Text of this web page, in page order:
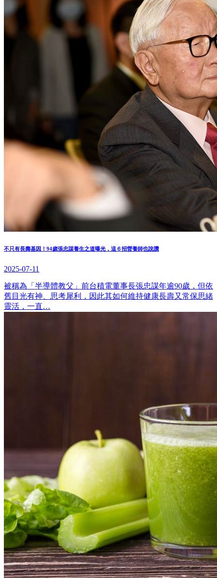
不只有長壽基因！94歲張忠謀養生之道曝光，這６招營養師也說讚
2025-07-11
被稱為「半導體教父」前台積電董事長張忠謀年逾90歲，但依
舊目光有神、思考犀利，因此其如何維持健康長壽又常保思緒
靈活，一直…